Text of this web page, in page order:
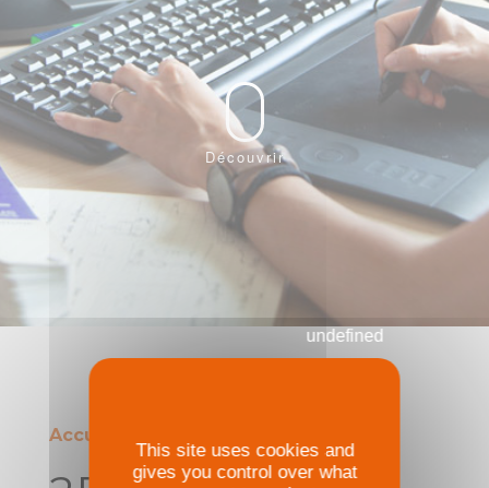
Découvrir
Accueil
This site uses cookies and
gives you control over what
undefined